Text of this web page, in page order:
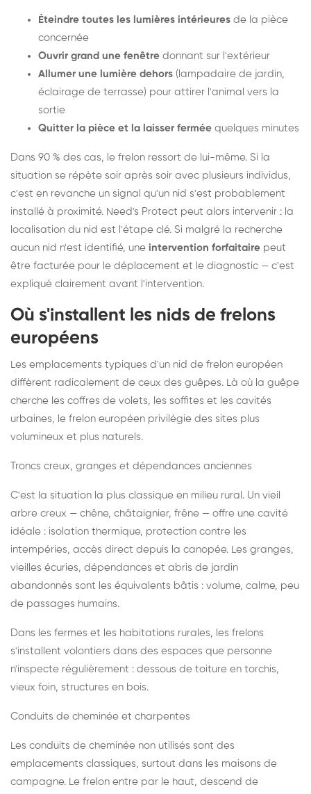
Éteindre toutes les lumières intérieures de la pièce
concernée
Ouvrir grand une fenêtre donnant sur l'extérieur
Allumer une lumière dehors (lampadaire de jardin,
éclairage de terrasse) pour attirer l'animal vers la
sortie
Quitter la pièce et la laisser fermée quelques minutes
Dans 90 % des cas, le frelon ressort de lui-même. Si la
situation se répète soir après soir avec plusieurs individus,
c'est en revanche un signal qu'un nid s'est probablement
installé à proximité. Need's Protect peut alors intervenir : la
localisation du nid est l'étape clé. Si malgré la recherche
aucun nid n'est identifié, une intervention forfaitaire peut
être facturée pour le déplacement et le diagnostic — c'est
expliqué clairement avant l'intervention.
Où s'installent les nids de frelons
européens
Les emplacements typiques d'un nid de frelon européen
diffèrent radicalement de ceux des guêpes. Là où la guêpe
cherche les coffres de volets, les soffites et les cavités
urbaines, le frelon européen privilégie des sites plus
volumineux et plus naturels.
Troncs creux, granges et dépendances anciennes
C'est la situation la plus classique en milieu rural. Un vieil
arbre creux — chêne, châtaignier, frêne — offre une cavité
idéale : isolation thermique, protection contre les
intempéries, accès direct depuis la canopée. Les granges,
vieilles écuries, dépendances et abris de jardin
abandonnés sont les équivalents bâtis : volume, calme, peu
de passages humains.
Dans les fermes et les habitations rurales, les frelons
s'installent volontiers dans des espaces que personne
n'inspecte régulièrement : dessous de toiture en torchis,
vieux foin, structures en bois.
Conduits de cheminée et charpentes
Les conduits de cheminée non utilisés sont des
emplacements classiques, surtout dans les maisons de
campagne. Le frelon entre par le haut, descend de